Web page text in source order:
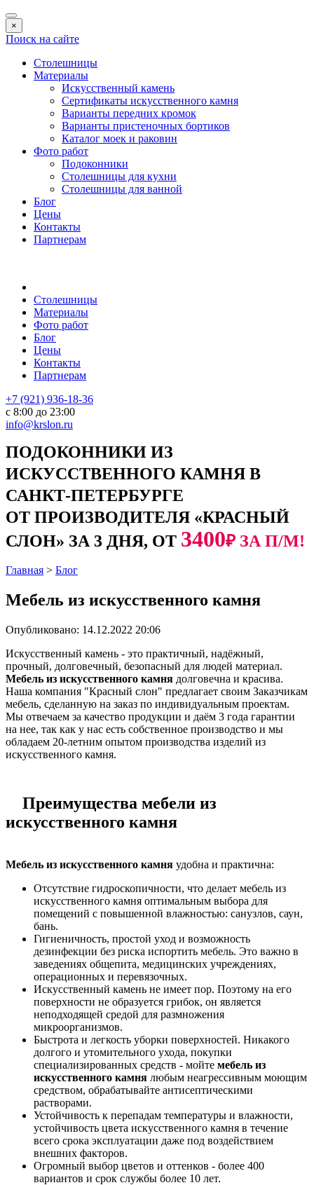
×
Поиск на сайте
Столешницы
Материалы
Искусственный камень
Сертификаты искусственного камня
Варианты передних кромок
Варианты пристеночных бортиков
Каталог моек и раковин
Фото работ
Подоконники
Столешницы для кухни
Столешницы для ванной
Блог
Цены
Контакты
Партнерам
Столешницы
Материалы
Фото работ
Блог
Цены
Контакты
Партнерам
+7 (921) 936-18-36
с 8:00 до 23:00
info@krslon.ru
ПОДОКОННИКИ ИЗ
ИСКУССТВЕННОГО КАМНЯ В
САНКТ-ПЕТЕРБУРГЕ
ОТ ПРОИЗВОДИТЕЛЯ «КРАСНЫЙ
СЛОН» ЗА 3 ДНЯ, ОТ 3400₽ ЗА П/М!
Главная > Блог
Мебель из искусственного камня
Опубликовано: 14.12.2022 20:06
Искусственный камень - это практичный, надёжный,
прочный, долговечный, безопасный для людей материал.
Мебель из искусственного камня долговечна и красива.
Наша компания "Красный слон" предлагает своим Заказчикам
мебель, сделанную на заказ по индивидуальным проектам.
Мы отвечаем за качество продукции и даём 3 года гарантии
на нее, так как у нас есть собственное производство и мы
обладаем 20-летним опытом производства изделий из
искусственного камня.
Преимущества мебели из
искусственного камня
Мебель из искусственного камня удобна и практична:
Отсутствие гидроскопичности, что делает мебель из
искусственного камня оптимальным выбора для
помещений с повышенной влажностью: санузлов, саун,
бань.
Гигиеничность, простой уход и возможность
дезинфекции без риска испортить мебель. Это важно в
заведениях общепита, медицинских учреждениях,
операционных и перевязочных.
Искусственный камень не имеет пор. Поэтому на его
поверхности не образуется грибок, он является
неподходящей средой для размножения
микроорганизмов.
Быстрота и легкость уборки поверхностей. Никакого
долгого и утомительного ухода, покупки
специализированных средств - мойте мебель из
искусственного камня любым неагрессивным моющим
средством, обрабатывайте антисептическими
растворами.
Устойчивость к перепадам температуры и влажности,
устойчивость цвета искусственного камня в течение
всего срока эксплуатации даже под воздействием
внешних факторов.
Огромный выбор цветов и оттенков - более 400
вариантов и срок службы более 10 лет.